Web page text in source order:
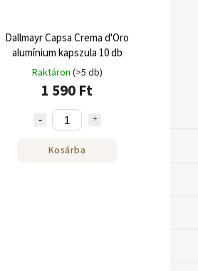
Dallmayr Capsa Crema d'Oro
alumínium kapszula 10 db
Raktáron (>5 db)
1 590 Ft
Kosárba